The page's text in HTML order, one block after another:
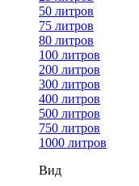
50 литров
75 литров
80 литров
100 литров
200 литров
300 литров
400 литров
500 литров
750 литров
1000 литров
Вид